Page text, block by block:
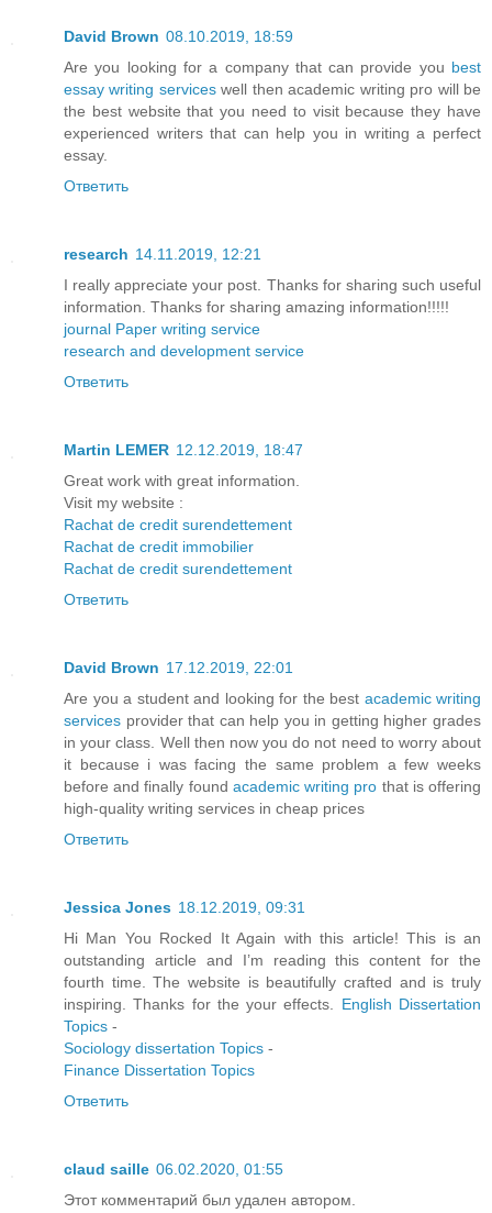
David Brown 08.10.2019, 18:59
Are you looking for a company that can provide you best
essay writing serviceswell then academic writing pro will be
the best website that you need to visit because they have
experienced writers that can help you in writing a perfect
essay.
Ответить
research 14.11.2019, 12:21
I really appreciate your post. Thanks for sharing such useful
information. Thanks for sharing amazing information!!!!!
journal Paper writing service
research and development service
Ответить
Martin LEMER 12.12.2019, 18:47
Great work with great information.
Visit my website :
Rachat de credit surendettement
Rachat de credit immobilier
Rachat de credit surendettement
Ответить
David Brown 17.12.2019, 22:01
Are you a student and looking for the best academic writing
services provider that can help you in getting higher grades
in your class. Well then now you do not need to worry about
it because i was facing the same problem a few weeks
before and finally found academic writing pro that is offering
high-quality writing services in cheap prices
Ответить
Jessica Jones 18.12.2019, 09:31
Hi Man You Rocked It Again with this article! This is an
outstanding article and I’m reading this content for the
fourth time. The website is beautifully crafted and is truly
inspiring. Thanks for the your effects. English Dissertation
Topics -
Sociology dissertation Topics -
Finance Dissertation Topics
Ответить
claud saille 06.02.2020, 01:55
Этот комментарий был удален автором.